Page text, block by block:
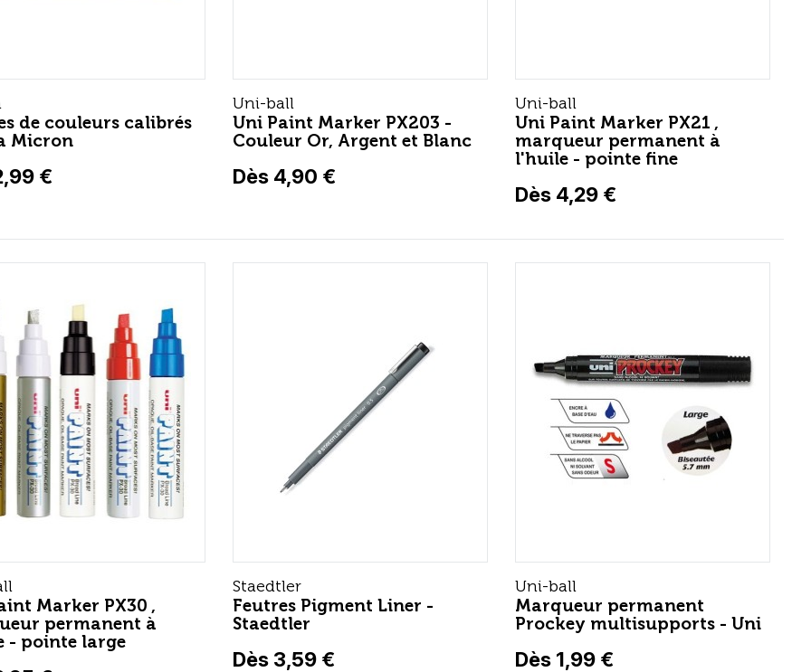
de couleurs calibrés
Micron
€
Uni-ball
Uni Paint Marker PX203 -
Couleur Or, Argent et Blanc
Dès 4,90 €
Uni-ball
Uni Paint Marker PX21 ,
marqueur permanent à
l'huile - pointe fine
Dès 4,29 €
Marker PX30 ,
permanent à
- pointe large
Staedtler
Feutres Pigment Liner -
Staedtler
Dès 3,59 €
Uni-ball
Marqueur permanent
Prockey multisupports - Uni
Dès 1,99 €